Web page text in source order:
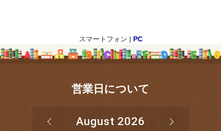
スマートフォン | PC
営業日について
August 2026